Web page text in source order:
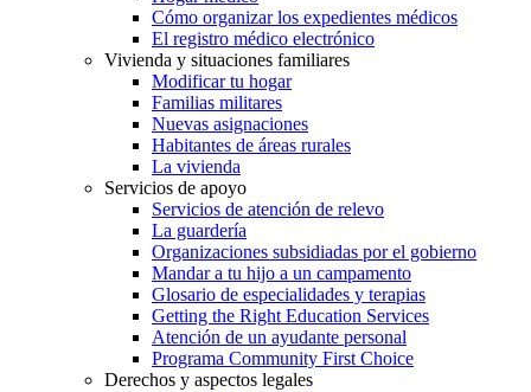
Cómo organizar los expedientes médicos
El registro médico electrónico
Vivienda y situaciones familiares
Modificar tu hogar
Familias militares
Nuevas asignaciones
Habitantes de áreas rurales
La vivienda
Servicios de apoyo
Servicios de atención de relevo
La guardería
Organizaciones subsidiadas por el gobierno
Mandar a tu hijo a un campamento
Glosario de especialidades y terapias
Getting the Right Education Services
Atención de un ayudante personal
Programa Community First Choice
Derechos y aspectos legales